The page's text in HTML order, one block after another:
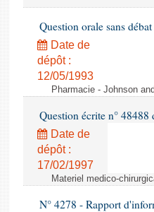
Question orale sans
Date de
dépôt :
12/05/1993
Pharmacie - Johnson
Question écrite n°
Date de
dépôt :
17/02/1997
Materiel medico-
N° 4278 - Rapport